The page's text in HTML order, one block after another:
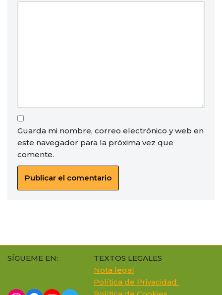
Guarda mi nombre, correo electrónico y web en
este navegador para la próxima vez que
comente.
SÍGUEME EN:
TEXTOS LEGALES
Nota legal
Política de Privacidad